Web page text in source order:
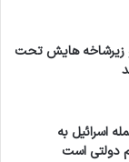
زیرشاخه هایش تحت
اسرائیل به
دولتی است